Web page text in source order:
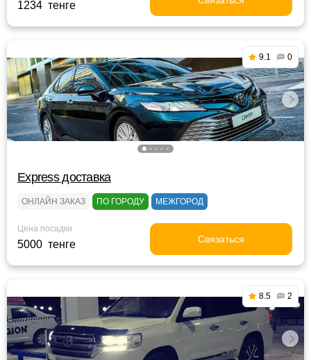
1234 тенге
9.1 0
Express доставка
ОНЛАЙН ЗАКАЗ ПО ГОРОДУ МЕЖГОРОД
Цена посадки
5000 тенге Связаться
8.5 2